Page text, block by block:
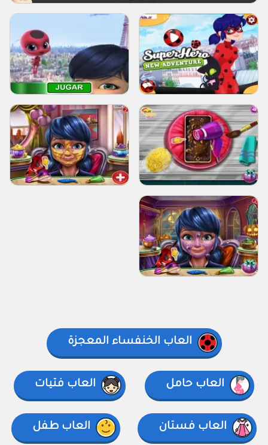
العاب الخنفساء المعجزة
العاب حامل العاب فتيات
العاب فستان العاب طفل